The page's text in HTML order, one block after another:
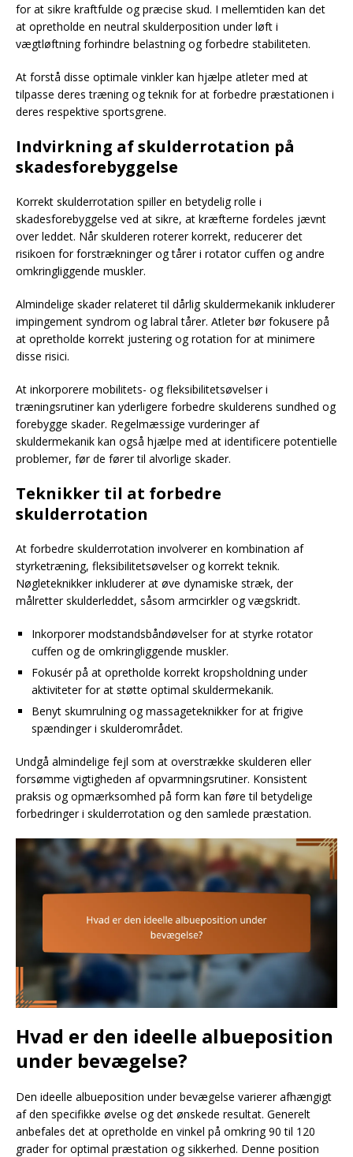
for at sikre kraftfulde og præcise skud. I mellemtiden kan det
at opretholde en neutral skulderposition under løft i
vægtløftning forhindre belastning og forbedre stabiliteten.
At forstå disse optimale vinkler kan hjælpe atleter med at
tilpasse deres træning og teknik for at forbedre præstationen i
deres respektive sportsgrene.
Indvirkning af skulderrotation på
skadesforebyggelse
Korrekt skulderrotation spiller en betydelig rolle i
skadesforebyggelse ved at sikre, at kræfterne fordeles jævnt
over leddet. Når skulderen roterer korrekt, reducerer det
risikoen for forstrækninger og tårer i rotator cuffen og andre
omkringliggende muskler.
Almindelige skader relateret til dårlig skuldermekanik inkluderer
impingement syndrom og labral tårer. Atleter bør fokusere på
at opretholde korrekt justering og rotation for at minimere
disse risici.
At inkorporere mobilitets- og fleksibilitetsøvelser i
træningsrutiner kan yderligere forbedre skulderens sundhed og
forebygge skader. Regelmæssige vurderinger af
skuldermekanik kan også hjælpe med at identificere potentielle
problemer, før de fører til alvorlige skader.
Teknikker til at forbedre
skulderrotation
At forbedre skulderrotation involverer en kombination af
styrketræning, fleksibilitetsøvelser og korrekt teknik.
Nøgleteknikker inkluderer at øve dynamiske stræk, der
målretter skulderleddet, såsom armcirkler og vægskridt.
Inkorporer modstandsbåndøvelser for at styrke rotator
cuffen og de omkringliggende muskler.
Fokusér på at opretholde korrekt kropsholdning under
aktiviteter for at støtte optimal skuldermekanik.
Benyt skumrulning og massageteknikker for at frigive
spændinger i skulderområdet.
Undgå almindelige fejl som at overstrække skulderen eller
forsømme vigtigheden af opvarmningsrutiner. Konsistent
praksis og opmærksomhed på form kan føre til betydelige
forbedringer i skulderrotation og den samlede præstation.
Hvad er den ideelle albueposition
under bevægelse?
Den ideelle albueposition under bevægelse varierer afhængigt
af den specifikke øvelse og det ønskede resultat. Generelt
anbefales det at opretholde en vinkel på omkring 90 til 120
grader for optimal præstation og sikkerhed. Denne position